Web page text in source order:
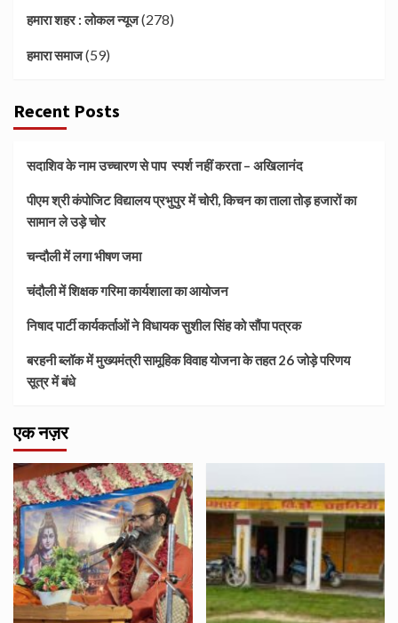
हमारा शहर : लोकल न्यूज(278)
हमारा समाज(59)
Recent Posts
सदाशिव के नाम उच्चारण से पाप स्पर्श नहीं करता – अखिलानंद
पीएम श्री कंपोजिट विद्यालय प्रभुपुर में चोरी, किचन का ताला तोड़ हजारों का
सामान ले उड़े चोर
चन्दौली में लगा भीषण जमा
चंदौली में शिक्षक गरिमा कार्यशाला का आयोजन
निषाद पार्टी कार्यकर्ताओं ने विधायक सुशील सिंह को सौंपा पत्रक
बरहनी ब्लॉक में मुख्यमंत्री सामूहिक विवाह योजना के तहत 26 जोड़े परिणय
सूत्र में बंधे
एक नज़र